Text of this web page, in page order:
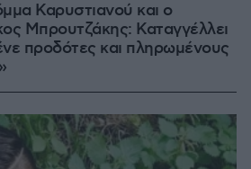
Καρυστιανού και ο
Μπρουτζάκης: Καταγγέλλει
προδότες και πληρωμένους